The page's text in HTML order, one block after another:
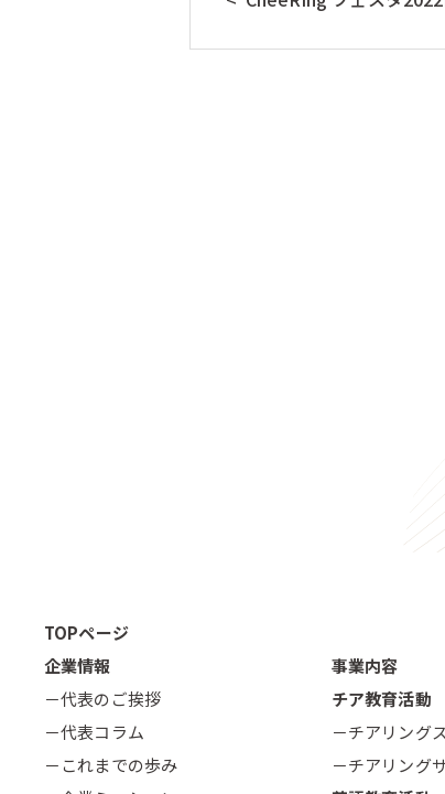
TOPページ
企業情報
－代表のご挨拶
－代表コラム
－これまでの歩み
事業内容
チア教育活動
－チアリング
－チアリング